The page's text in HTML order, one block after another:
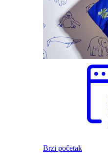
Brzi početak